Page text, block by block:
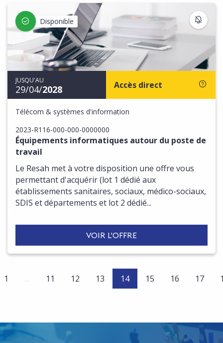
Disponible
JUSQU'AU
29/04/2028 Accès direct
Télécom & systèmes d'information
2023-R116-000-000-0000000
Équipements informatiques autour du poste de
travail
Le Resah met à votre disposition une offre vous
permettant d'acquérir (lot 1 dédié aux
établissements sanitaires, sociaux, médico-sociaux,
SDIS et départements et lot 2 dédié...
VOIR L'OFFRE
1 … 11 12 13 14(current)
15 16 17